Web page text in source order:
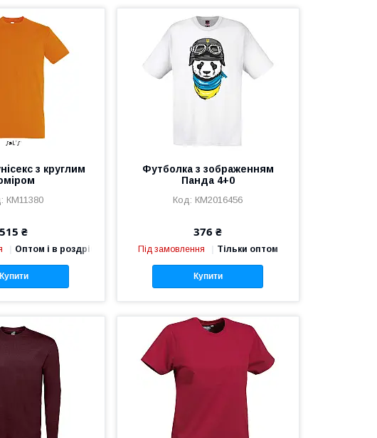
з круглим
КМ11380
515 ₴
Оптом і в роздріб
Купити
Футболка з зображенням
Панда 4+0
КМ2016456
376 ₴
Під замовлення Тільки оптом
Купити